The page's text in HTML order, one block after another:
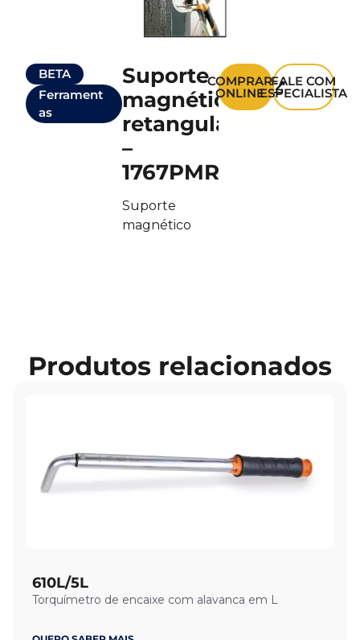
BETA
Ferrament
as
Suporte
magnético
retangular
–
1767PMR
Suporte
magnético
COMPRAR
ONLINE
FALE COM
ESPECIALISTA
Produtos relacionados
610L/5L
Torquímetro de encaixe com alavanca em L